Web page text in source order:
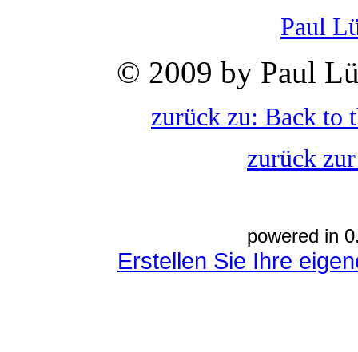
Paul
© 2009 by Paul
zurück zu: Back to
zurück
powered in
Erstellen Sie Ihre